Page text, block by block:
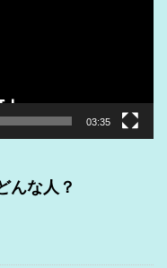
03:35
んな人？